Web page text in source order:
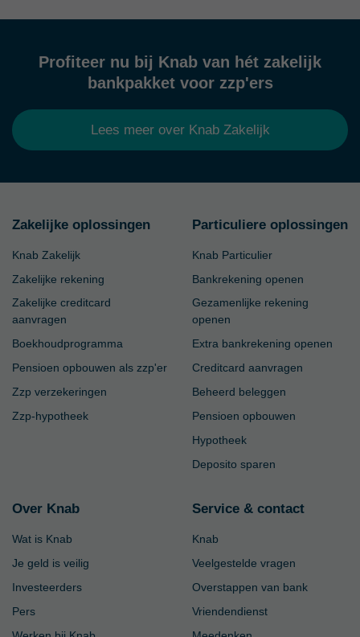
Profiteer nu bij Knab van hét zakelijk
bankpakket voor zzp'ers
Lees meer over Knab Zakelijk
Zakelijke oplossingen
Knab Zakelijk
Zakelijke rekening
Zakelijke creditcard
aanvragen
Boekhoudprogramma
Pensioen opbouwen als zzp'er
Zzp verzekeringen
Zzp-hypotheek
Particuliere oplossingen
Knab Particulier
Bankrekening openen
Gezamenlijke rekening
openen
Extra bankrekening openen
Creditcard aanvragen
Beheerd beleggen
Pensioen opbouwen
Hypotheek
Deposito sparen
Over Knab
Wat is Knab
Je geld is veilig
Investeerders
Pers
Service & contact
Knab
Veelgestelde vragen
Overstappen van bank
Vriendendienst